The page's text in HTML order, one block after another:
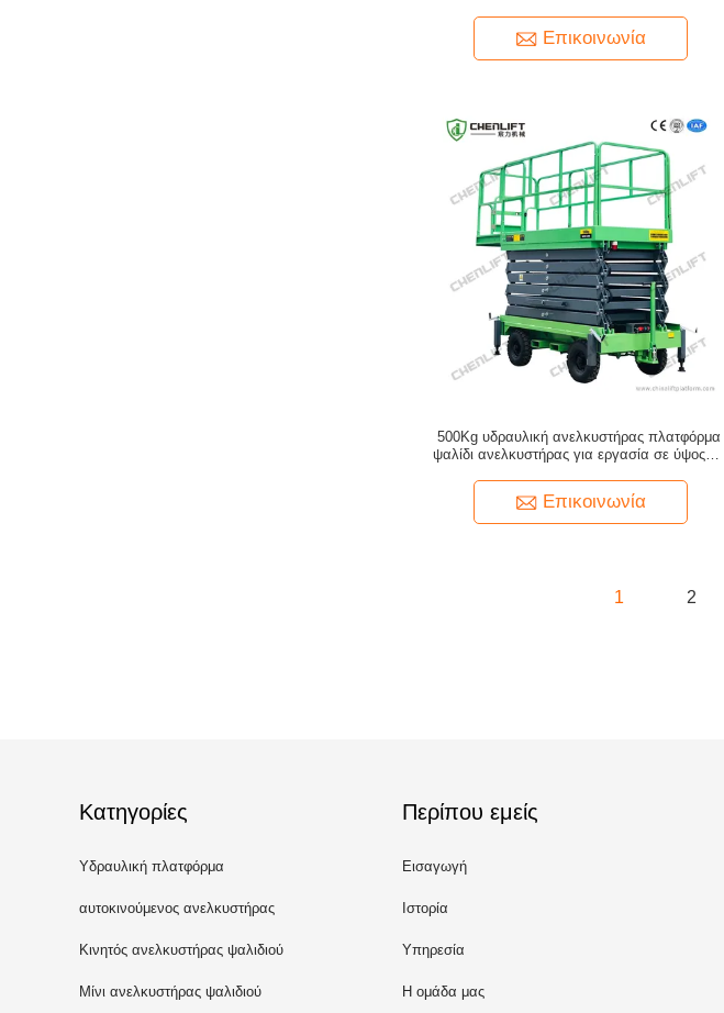
Επικοινωνία
500Kg υδραυλική ανελκυστήρας πλατφόρμα
ψαλίδι ανελκυστήρας για εργασία σε ύψος 12
Επικοινωνία
1 2
Κατηγορίες
Υδραυλική πλατφόρμα
ανύψωσης
αυτοκινούμενος ανελκυστήρας
ψαλιδιού
Κινητός ανελκυστήρας ψαλιδιού
Μίνι ανελκυστήρας ψαλιδιού
Περίπου εμείς
Εισαγωγή
Ιστορία
Υπηρεσία
Η ομάδα μας